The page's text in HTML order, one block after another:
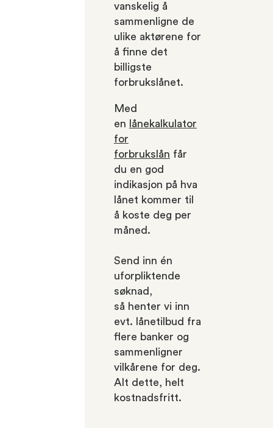
vanskelig å
sammenligne de
ulike aktørene for
å finne det
billigste
forbrukslånet.
Med
en
lånekalkulator
for
forbrukslån får
du en god
indikasjon på hva
lånet kommer til
å koste deg per
måned.
Send inn én
uforpliktende
søknad,
så henter vi inn
evt. lånetilbud fra
flere banker og
sammenligner
vilkårene for deg.
Alt dette, helt
kostnadsfritt.